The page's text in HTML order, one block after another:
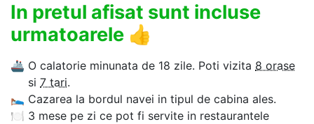
In pretul afisat sunt incluse
urmatoarele 👍
🚢 O calatorie minunata de 18 zile. Poti vizita 8 orase
si 7 tari.
🛌 Cazarea la bordul navei in tipul de cabina ales.
🍽 3 mese pe zi ce pot fi servite in restaurantele